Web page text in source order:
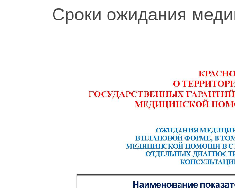
Сроки ожидания